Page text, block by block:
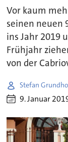
Vor kaum
seinen neuen
ins Jahr 2019
Frühjahr
von der
Stefan
9. Januar